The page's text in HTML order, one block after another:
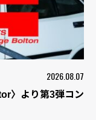
2026.08.07
〉より第3弾コン